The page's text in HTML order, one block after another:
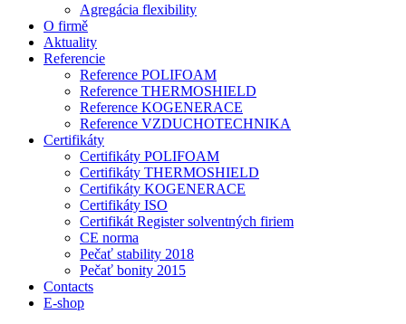
Agregácia flexibility
O firmě
Aktuality
Referencie
Reference POLIFOAM
Reference THERMOSHIELD
Reference KOGENERACE
Reference VZDUCHOTECHNIKA
Certifikáty
Certifikáty POLIFOAM
Certifikáty THERMOSHIELD
Certifikáty KOGENERACE
Certifikáty ISO
Certifikát Register solventných firiem
CE norma
Pečať stability 2018
Pečať bonity 2015
Contacts
E-shop